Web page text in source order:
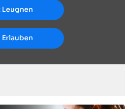
Leugnen
Erlauben